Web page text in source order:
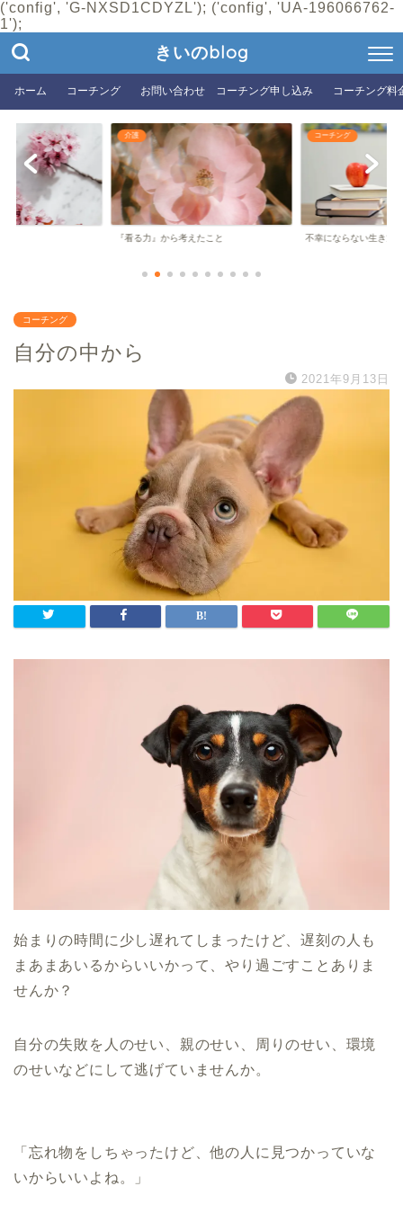
('config', 'G-NXSD1CDYZL'); ('config', 'UA-196066762-
1');
きいのblog
ホーム コーチング お問い合わせ コーチング申し込み コーチング料
介護
『看る力』から考えたこと
コーチング
不幸にならない生き方
コーチング
自分の中から
2021年9月13日
始まりの時間に少し遅れてしまったけど、遅刻の人も
まあまあいるからいいかって、やり過ごすことありま
せんか？
自分の失敗を人のせい、親のせい、周りのせい、環境
のせいなどにして逃げていませんか。
「忘れ物をしちゃったけど、他の人に見つかっていな
いからいいよね。」